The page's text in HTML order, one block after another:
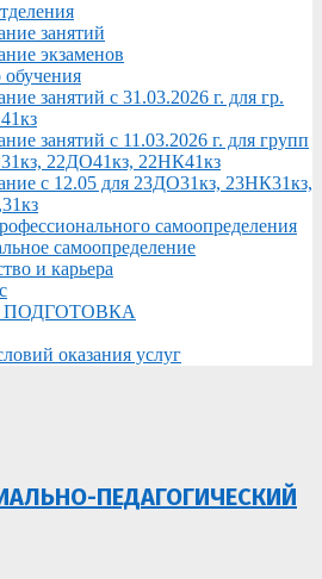
занятий
экзаменов
обучения
занятий с 31.03.2026 г. для гр.
занятий с 11.03.2026 г. для групп
22ДО41кз, 22НК41кз
с 12.05 для 23ДО31кз, 23НК31кз,
самоопределения
самоопределение
и карьера
оказания услуг
ПЕДАГОГИЧЕСКИЙ